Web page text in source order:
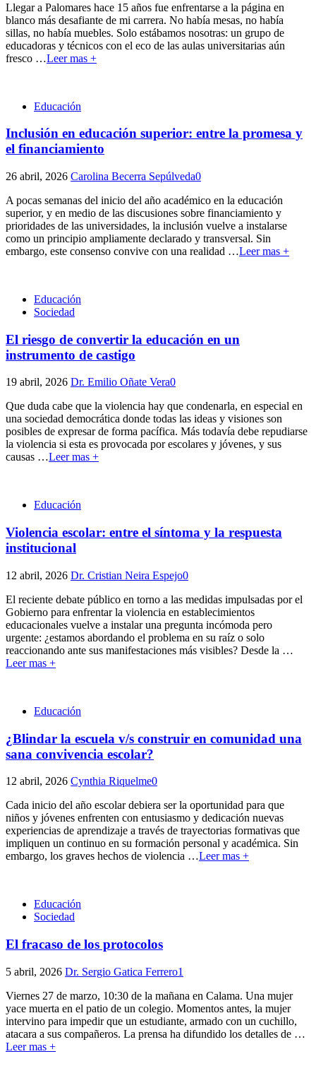
Llegar a Palomares hace 15 años fue enfrentarse a la página en
blanco más desafiante de mi carrera. No había mesas, no había
sillas, no había muebles. Solo estábamos nosotras: un grupo de
educadoras y técnicos con el eco de las aulas universitarias aún
fresco …Leer mas +
Educación
Inclusión en educación superior: entre la promesa y
el financiamiento
26 abril, 2026 Carolina Becerra Sepúlveda0
A pocas semanas del inicio del año académico en la educación
superior, y en medio de las discusiones sobre financiamiento y
prioridades de las universidades, la inclusión vuelve a instalarse
como un principio ampliamente declarado y transversal. Sin
embargo, este consenso convive con una realidad …Leer mas +
Educación
Sociedad
El riesgo de convertir la educación en un
instrumento de castigo
19 abril, 2026 Dr. Emilio Oñate Vera0
Que duda cabe que la violencia hay que condenarla, en especial en
una sociedad democrática donde todas las ideas y visiones son
posibles de expresar de forma pacífica. Más todavía debe repudiarse
la violencia si esta es provocada por escolares y jóvenes, y sus
causas …Leer mas +
Educación
Violencia escolar: entre el síntoma y la respuesta
institucional
12 abril, 2026 Dr. Cristian Neira Espejo0
El reciente debate público en torno a las medidas impulsadas por el
Gobierno para enfrentar la violencia en establecimientos
educacionales vuelve a instalar una pregunta incómoda pero
urgente: ¿estamos abordando el problema en su raíz o solo
reaccionando ante sus manifestaciones más visibles? Desde la …
Leer mas +
Educación
¿Blindar la escuela v/s construir en comunidad una
sana convivencia escolar?
12 abril, 2026 Cynthia Riquelme0
Cada inicio del año escolar debiera ser la oportunidad para que
niños y jóvenes enfrenten con entusiasmo y dedicación nuevas
experiencias de aprendizaje a través de trayectorias formativas que
impliquen un continuo en su formación personal y académica. Sin
embargo, los graves hechos de violencia …Leer mas +
Educación
Sociedad
El fracaso de los protocolos
5 abril, 2026 Dr. Sergio Gatica Ferrero1
Viernes 27 de marzo, 10:30 de la mañana en Calama. Una mujer
yace muerta en el patio de un colegio. Momentos antes, la mujer
intervino para impedir que un estudiante, armado con un cuchillo,
atacara a sus compañeros. La prensa ha difundido los detalles de …
Leer mas +